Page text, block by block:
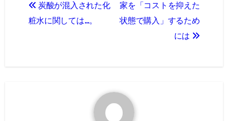
稿
炭酸が混入された化
粧水に関しては…。
家を「コストを抑えた
状態で購入」するため
には